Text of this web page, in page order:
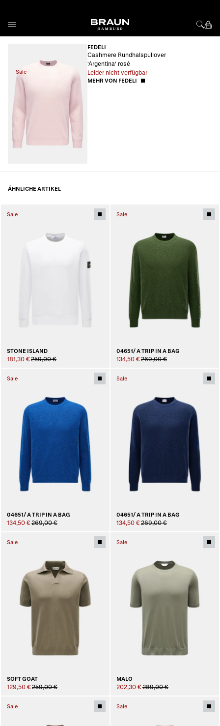
Sale
FEDELI
Cashmere Rundhalspullover
'Argentina' rosé
Leider nicht verfügbar
MEHR VON FEDELI
ÄHNLICHE ARTIKEL
Sale
STONE ISLAND
181,30 € 259,00 €
Sale
04651/ A TRIP IN A BAG
134,50 € 269,00 €
Sale
04651/ A TRIP IN A BAG
134,50 € 269,00 €
Sale
04651/ A TRIP IN A BAG
134,50 € 269,00 €
Sale
SOFT GOAT
129,50 € 259,00 €
Sale
MALO
202,30 € 289,00 €
Sale Sale